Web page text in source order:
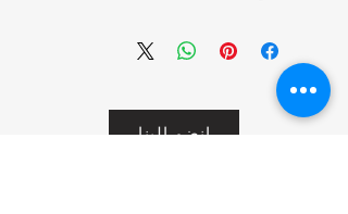
انضم إلينا